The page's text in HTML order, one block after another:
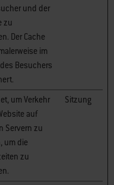
und der
zu
Der Cache
im
Besuchers
um Verkehr
auf
Servern zu
um die
zu
Sitzung